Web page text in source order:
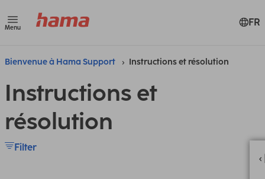
Menu FR
Bienvenue à Hama Support Instructions et résolution
Instructions et
résolution
Filter